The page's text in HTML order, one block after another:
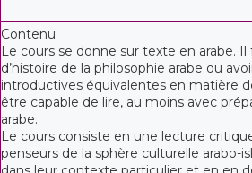
Contenu
Le cours se donne sur texte en arabe.
d’histoire de la philosophie arabe ou
introductives équivalentes en matière
être capable de lire, au moins avec
arabe.
Le cours consiste en une lecture
penseurs de la sphère culturelle arabo-